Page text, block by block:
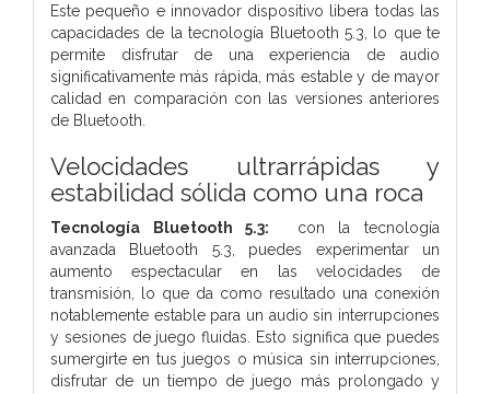
Este pequeño e innovador dispositivo libera todas las
capacidades de la tecnología Bluetooth 5.3, lo que te
permite disfrutar de una experiencia de audio
significativamente más rápida, más estable y de mayor
calidad en comparación con las versiones anteriores
de Bluetooth.
Velocidades ultrarrápidas y
estabilidad sólida como una roca
Tecnología Bluetooth 5.3: con la tecnología
avanzada Bluetooth 5.3, puedes experimentar un
aumento espectacular en las velocidades de
transmisión, lo que da como resultado una conexión
notablemente estable para un audio sin interrupciones
y sesiones de juego fluidas. Esto significa que puedes
sumergirte en tus juegos o música sin interrupciones,
disfrutar de un tiempo de juego más prolongado y